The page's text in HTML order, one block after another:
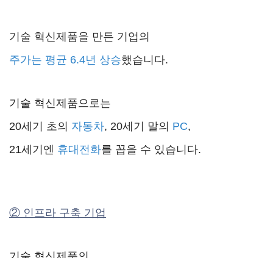
기술 혁신제품을 만든 기업의
주가는 평균 6.4년 상승했습니다.
기술 혁신제품으로는
20세기 초의 자동차, 20세기 말의 PC,
21세기엔 휴대전화를 꼽을 수 있습니다.
② 인프라 구축 기업